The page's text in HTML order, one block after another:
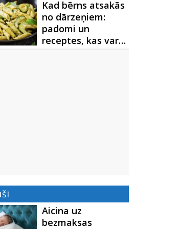
Kad bērns atsakās
no dārzeņiem:
padomi un
receptes, kas var…
Aicina uz
bezmaksas